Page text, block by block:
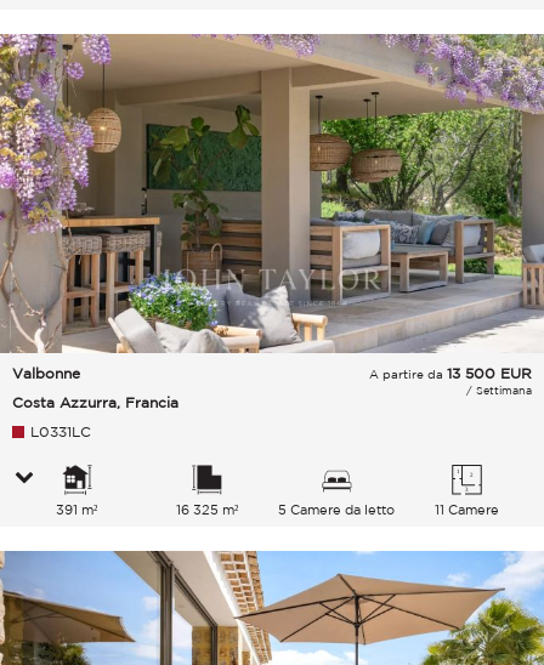
Valbonne
Costa Azzurra, Francia
A partire da 13 500 EUR
/ Settimana
L0331LC
391 m² 16 325 m² 5 Camere da letto 11 Camere